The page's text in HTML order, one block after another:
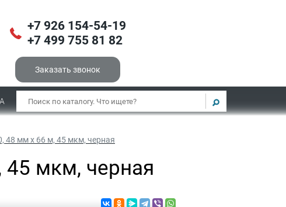
+7 926 154-54-19
+7 499 755 81 82
Заказать звонок
48 мм х 66 м, 45 мкм, черная
45 мкм, черная